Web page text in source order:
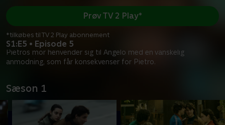
S1:E5 • Episode 5
Pietros mor henvender sig til Angelo med en vanskelig
anmodning, som får konsekvenser for Pietro.
Prøv TV 2 Play*
*tilkøbes til TV 2 Play abonnement
Sæson 1